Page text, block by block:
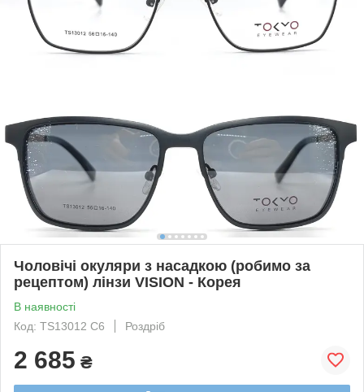
Чоловічі окуляри з насадкою (робимо за
рецептом) лінзи VISION - Корея
В наявності
Код: TS13012 C6
Роздріб
2 685 ₴